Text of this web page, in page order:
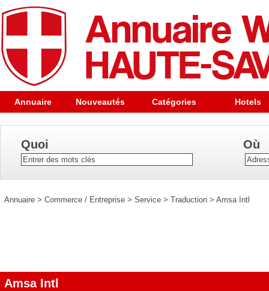
Annuaire Nouveautés Catégories Hotels
Quoi Où
Annuaire > Commerce / Entreprise > Service > Traduction > Amsa Intl
Amsa Intl